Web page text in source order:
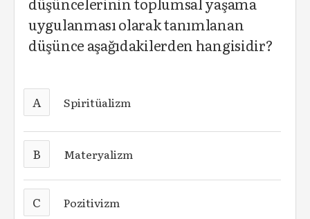
uygulanması olarak tanımlanan
düşünce aşağıdakilerden hangisidir?
A Spiritüalizm
B Materyalizm
C Pozitivizm